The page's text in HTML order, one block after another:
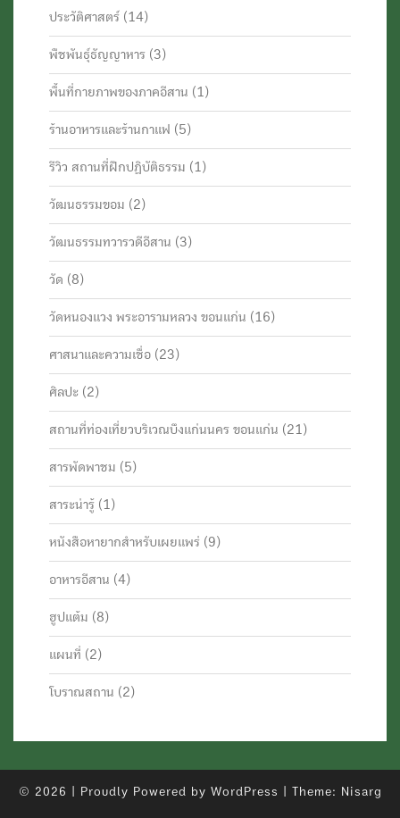
ประวัติศาสตร์ (14)
พืชพันธุ์ธัญญาหาร (3)
พื้นที่กายภาพของภาคอีสาน (1)
ร้านอาหารและร้านกาแฟ (5)
รีวิว สถานที่ฝึกปฏิบัติธรรม (1)
วัฒนธรรมขอม (2)
วัฒนธรรมทวารวดีอีสาน (3)
วัด (8)
วัดหนองแวง พระอารามหลวง ขอนแก่น (16)
ศาสนาและความเชื่อ (23)
ศิลปะ (2)
สถานที่ท่องเที่ยวบริเวณบึงแก่นนคร ขอนแก่น (21)
สารพัดพาชม (5)
สาระน่ารู้ (1)
หนังสือหายากสำหรับเผยแพร่ (9)
อาหารอีสาน (4)
ฮูปแต้ม (8)
แผนที่ (2)
โบราณสถาน (2)
© 2026 Proudly Powered by WordPress Theme: Nisarg